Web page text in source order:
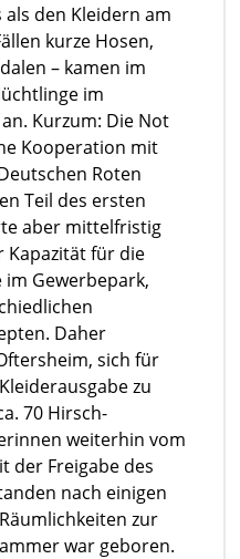
den Kleidern am
kurze Hosen,
– kamen im
im
Kurzum: Die Not
Kooperation mit
Roten
Teil des ersten
aber mittelfristig
Kapazität für die
Gewerbepark,
Daher
sich für
zu
70 Hirsch-
weiterhin vom
der Freigabe des
nach einigen
zur
war geboren.